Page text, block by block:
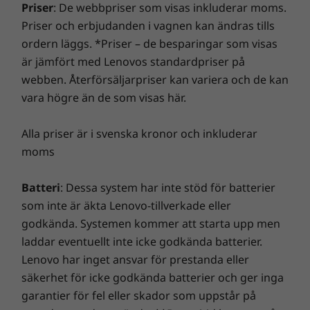
på ThinkPad X1 Nano att ta ditt lyssnande till
nya höjder med sitt fantastiska, uppslukande
ljud. Den är klar för Dolby Voice®och dämpar
aktivt bakgrundsljudet för att ge dig den bästa
upplevelsen vid ljud/videokonferenser. Och
med 360-graders quad array-
och tydligt under varje samtal.
Så lätt, men ändå full av strålande
WLAN: WiFi 6E
Bluetooth ®5.2
* Tillgänglighet till WWAN som tillval varierar beroende på region, måste
konfigureras vid köptillfället och kräver nätverksabonnemang.
Portar/kortplatser
2 × USB-C Thunderbolt™ 4
Kombinerad hörlur/mikrofon
som bearbetningskapacitet hos värd/kringutrustning, filattribut, systemkonfiguration
Tangentbord
Spillsäkert
Bakgrundsbelysning med vitt LED-ljus
Samtalskontrollknappar (F9–F11)
IT-investering med en förbättrad säkerhet som avvärjer
annonsprogram, skadlig kod och andra hot. Se till att
du får en riktigt spännande virtuell resa!
Priser: De webbpriser som visas inkluderar moms.
Priser och erbjudanden i vagnen kan ändras tills
ordern läggs. *Priser – de besparingar som visas
är jämfört med Lenovos standardpriser på
webben. Återförsäljarpriser kan variera och de kan
vara högre än de som visas här.
Alla priser är i svenska kronor och inkluderar
moms
Batteri: Dessa system har inte stöd för batterier
som inte är äkta Lenovo-tillverkade eller
godkända. Systemen kommer att starta upp men
laddar eventuellt inte icke godkända batterier.
Lenovo har inget ansvar för prestanda eller
säkerhet för icke godkända batterier och ger inga
garantier för fel eller skador som uppstår på